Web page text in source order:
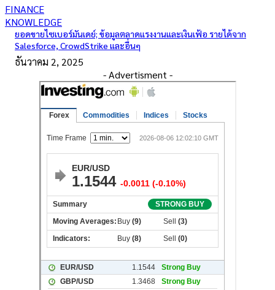
FINANCE
KNOWLEDGE
ยอดขายไซเบอร์มันเดย์; ข้อมูลตลาดแรงงานและเงินเฟ้อ รายได้จาก
Salesforce, CrowdStrike และอื่นๆ
ธันวาคม 2, 2025
- Advertisment -